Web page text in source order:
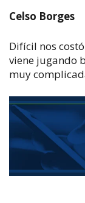
Celso Borges
Difícil nos
viene jugando
muy